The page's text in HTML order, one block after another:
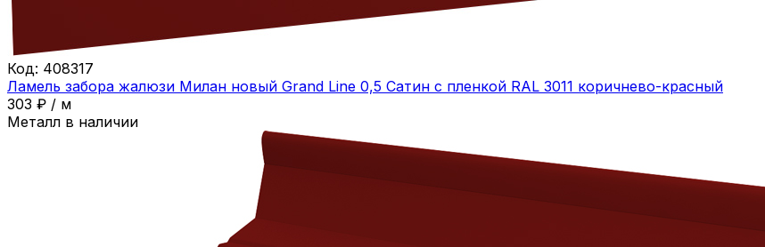
Код: 408317
Ламель забора жалюзи Милан новый Grand Line 0,5 Сатин с пленкой RAL 3011 коричнево-красный
303 ₽ / м
Металл в наличии